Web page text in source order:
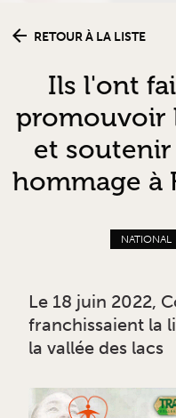
RETOUR À LA LISTE
Ils l'ont
promouvoir
et soutenir
hommage à
NATIONAL
Le 18 juin 2022,
franchissaient la
la vallée des lacs